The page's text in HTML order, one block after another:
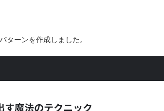
ターンを作成しました。
魔法のテクニック